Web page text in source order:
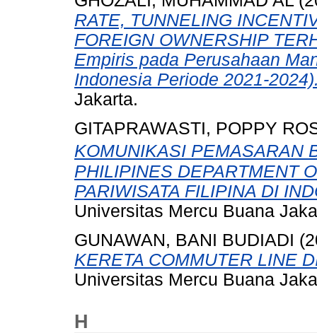
RATE, TUNNELING
FOREIGN OWNERSHIP
Empiris pada Perusahaan
Indonesia Periode 2021-
Jakarta.
GITAPRAWASTI, POPPY
KOMUNIKASI PEMASARAN
PHILIPINES DEPARTMENT
PARIWISATA FILIPINA DI
Universitas Mercu Buana
GUNAWAN, BANI BUDIADI
KERETA COMMUTER LINE
Universitas Mercu Buana
H